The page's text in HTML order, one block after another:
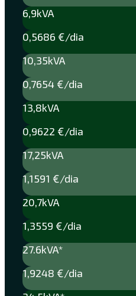
6,9kVA
0,5686 €/dia
10,35kVA
0,7654 €/dia
13,8kVA
0,9622 €/dia
17,25kVA
1,1591 €/dia
20,7kVA
1,3559 €/dia
27.6kVA*
1,9248 €/dia